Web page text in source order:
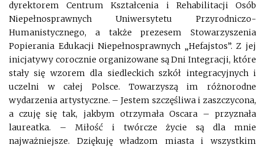
dyrektorem Centrum Kształcenia i Rehabilitacji Osób
Niepełnosprawnych Uniwersytetu Przyrodniczo-
Humanistycznego, a także prezesem Stowarzyszenia
Popierania Edukacji Niepełnosprawnych „Hefajstos”. Z jej
inicjatywy corocznie organizowane są Dni Integracji, które
stały się wzorem dla siedleckich szkół integracyjnych i
uczelni w całej Polsce. Towarzyszą im różnorodne
wydarzenia artystyczne. – Jestem szczęśliwa i zaszczycona,
a czuję się tak, jakbym otrzymała Oscara – przyznała
laureatka. – Miłość i twórcze życie są dla mnie
najważniejsze. Dziękuję władzom miasta i wszystkim